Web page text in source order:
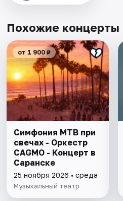
Похожие концерты
от 1 900 ₽
Симфония МТВ при
свечах - Оркестр
CAGMO - Концерт в
Саранске
25 ноября 2026 • среда
Музыкальный театр